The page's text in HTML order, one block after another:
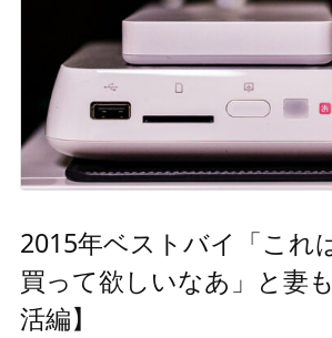
2015年ベストバイ「これ
買って欲しいなあ」と妻
活編】